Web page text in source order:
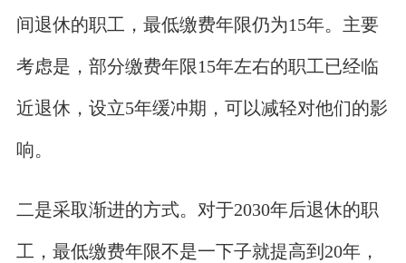
间退休的职工，最低缴费年限仍为15年。主要
考虑是，部分缴费年限15年左右的职工已经临
近退休，设立5年缓冲期，可以减轻对他们的影
响。
二是采取渐进的方式。对于2030年后退休的职
工，最低缴费年限不是一下子就提高到20年，